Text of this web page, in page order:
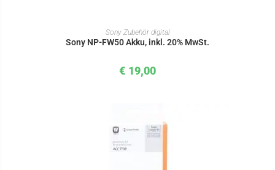
IN DEN WARENKORB
Sony Zubehör digital
Sony NP-FW50 Akku, inkl. 20% MwSt.
€ 19,00